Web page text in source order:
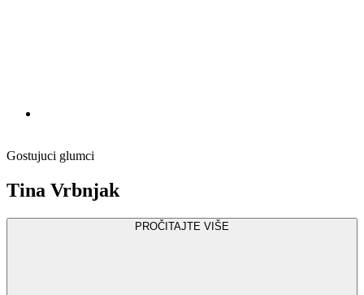
Gostujuci glumci
Tina Vrbnjak
PROČITAJTE VIŠE